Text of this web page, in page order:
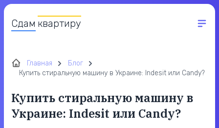
Сдам квартиру
Главная
Блог
Купить стиральную машину в Украине: Indesit или Candy?
Купить стиральную машину в
Украине: Indesit или Candy?